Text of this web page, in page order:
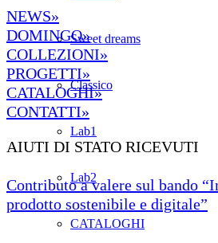
Sweet dreams
Classico
Lab1
Lab2
CATALOGHI
NEWS»
DOMINGO»
COLLEZIONI»
PROGETTI»
CATALOGHI»
CONTATTI»
AIUTI DI STATO RICEVUTI
Contributo a valere sul bando
prodotto sostenibile e digitale”